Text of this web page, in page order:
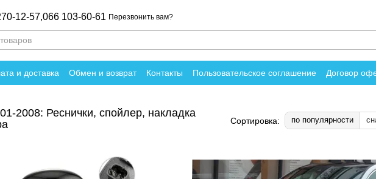
12-57,066 103-60-61 Перезвонить вам?
и доставка Обмен и возврат Контакты Пользовательское соглашение
Договор
Отзывы о магазине
2008: Реснички, спойлер, накладка
Сортировка: по популярности